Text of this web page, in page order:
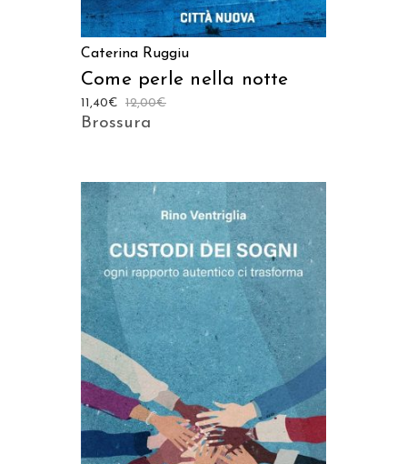
Caterina Ruggiu
Come perle nella notte
12,00€
11,40€
Brossura
AGGIUNGI AL CARRELLO